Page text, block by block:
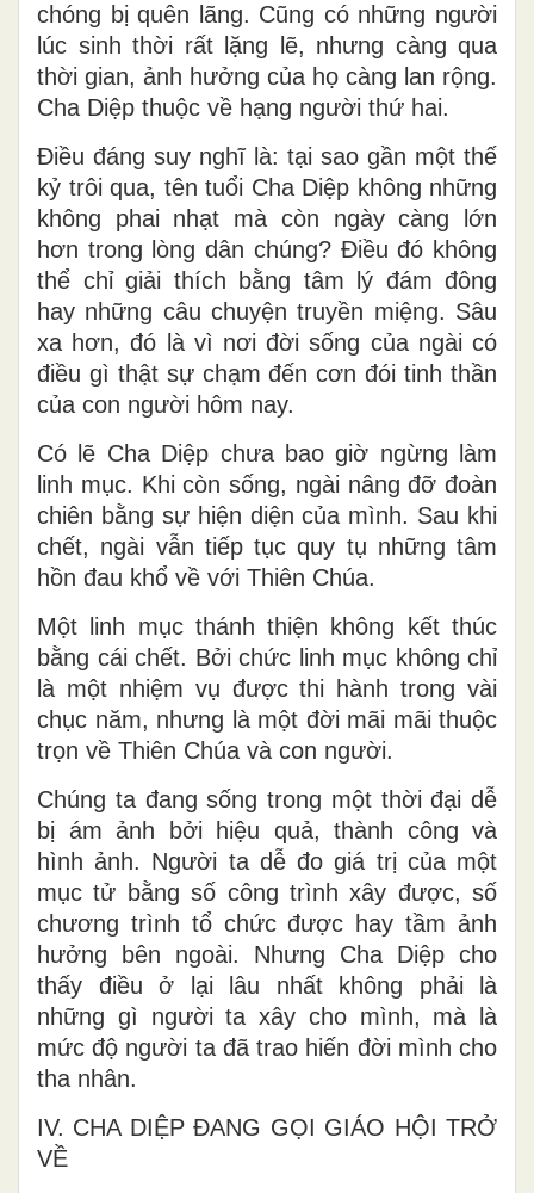
chóng bị quên lãng. Cũng có những người
lúc sinh thời rất lặng lẽ, nhưng càng qua
thời gian, ảnh hưởng của họ càng lan rộng.
Cha Diệp thuộc về hạng người thứ hai.
Điều đáng suy nghĩ là: tại sao gần một thế
kỷ trôi qua, tên tuổi Cha Diệp không những
không phai nhạt mà còn ngày càng lớn
hơn trong lòng dân chúng? Điều đó không
thể chỉ giải thích bằng tâm lý đám đông
hay những câu chuyện truyền miệng. Sâu
xa hơn, đó là vì nơi đời sống của ngài có
điều gì thật sự chạm đến cơn đói tinh thần
của con người hôm nay.
Có lẽ Cha Diệp chưa bao giờ ngừng làm
linh mục. Khi còn sống, ngài nâng đỡ đoàn
chiên bằng sự hiện diện của mình. Sau khi
chết, ngài vẫn tiếp tục quy tụ những tâm
hồn đau khổ về với Thiên Chúa.
Một linh mục thánh thiện không kết thúc
bằng cái chết. Bởi chức linh mục không chỉ
là một nhiệm vụ được thi hành trong vài
chục năm, nhưng là một đời mãi mãi thuộc
trọn về Thiên Chúa và con người.
Chúng ta đang sống trong một thời đại dễ
bị ám ảnh bởi hiệu quả, thành công và
hình ảnh. Người ta dễ đo giá trị của một
mục tử bằng số công trình xây được, số
chương trình tổ chức được hay tầm ảnh
hưởng bên ngoài. Nhưng Cha Diệp cho
thấy điều ở lại lâu nhất không phải là
những gì người ta xây cho mình, mà là
mức độ người ta đã trao hiến đời mình cho
tha nhân.
IV. CHA DIỆP ĐANG GỌI GIÁO HỘI TRỞ
VỀ